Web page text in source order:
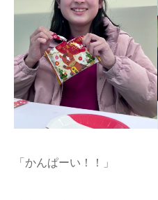
「かんぱーい！！」